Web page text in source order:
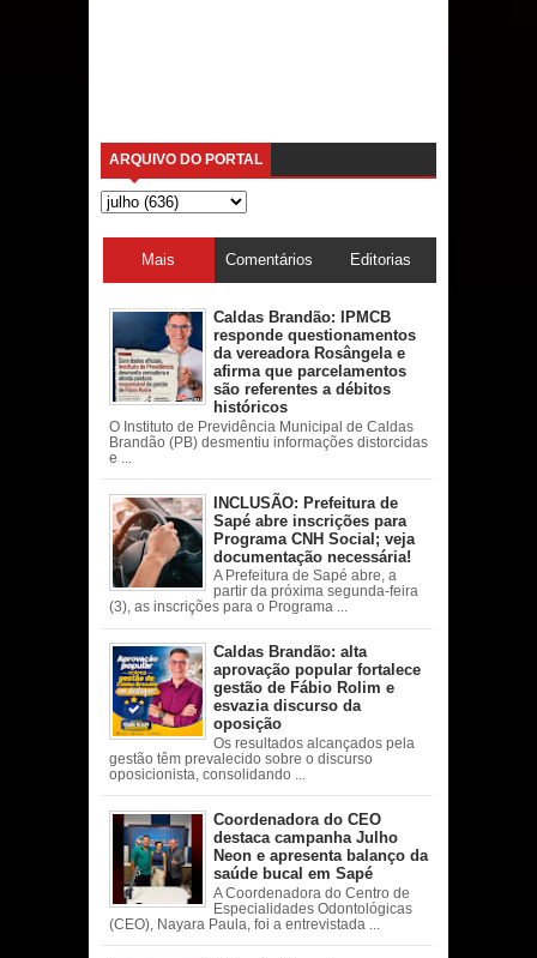
ARQUIVO DO PORTAL
Mais
acessadas
Comentários Editorias
Caldas Brandão: IPMCB
responde questionamentos
da vereadora Rosângela e
afirma que parcelamentos
são referentes a débitos
históricos
O Instituto de Previdência Municipal de Caldas
Brandão (PB) desmentiu informações distorcidas
e ...
INCLUSÃO: Prefeitura de
Sapé abre inscrições para
Programa CNH Social; veja
documentação necessária!
A Prefeitura de Sapé abre, a
partir da próxima segunda-feira
(3), as inscrições para o Programa ...
Caldas Brandão: alta
aprovação popular fortalece
gestão de Fábio Rolim e
esvazia discurso da
oposição
Os resultados alcançados pela
gestão têm prevalecido sobre o discurso
oposicionista, consolidando ...
Coordenadora do CEO
destaca campanha Julho
Neon e apresenta balanço da
saúde bucal em Sapé
A Coordenadora do Centro de
Especialidades Odontológicas
(CEO), Nayara Paula, foi a entrevistada ...